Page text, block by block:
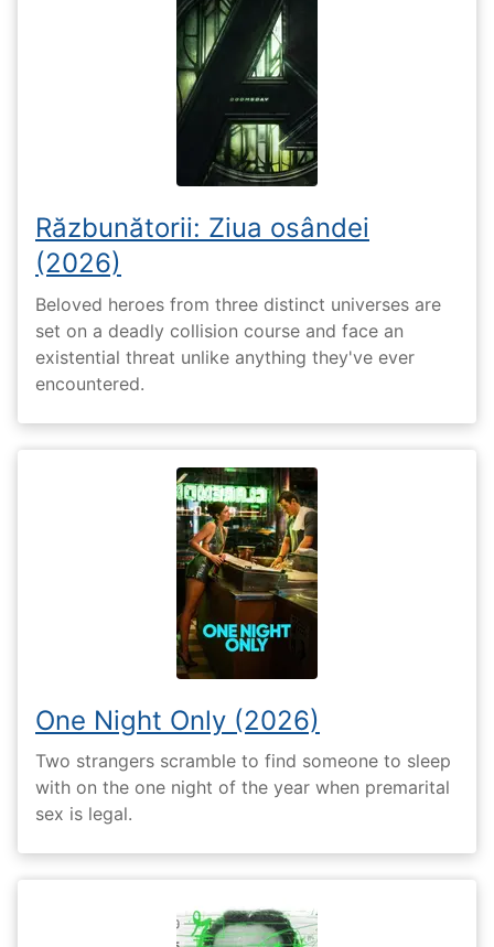
Răzbunătorii: Ziua osândei
(2026)
Beloved heroes from three distinct universes are
set on a deadly collision course and face an
existential threat unlike anything they've ever
encountered.
One Night Only (2026)
Two strangers scramble to find someone to sleep
with on the one night of the year when premarital
sex is legal.